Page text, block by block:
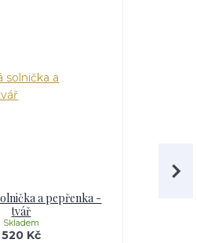
a pepřenka -
tvář
520 Kč
Skladem